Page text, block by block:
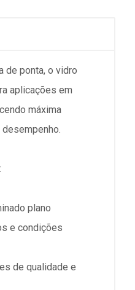
de ponta, o vidro
aplicações em
máxima
plano
e condições
de qualidade e